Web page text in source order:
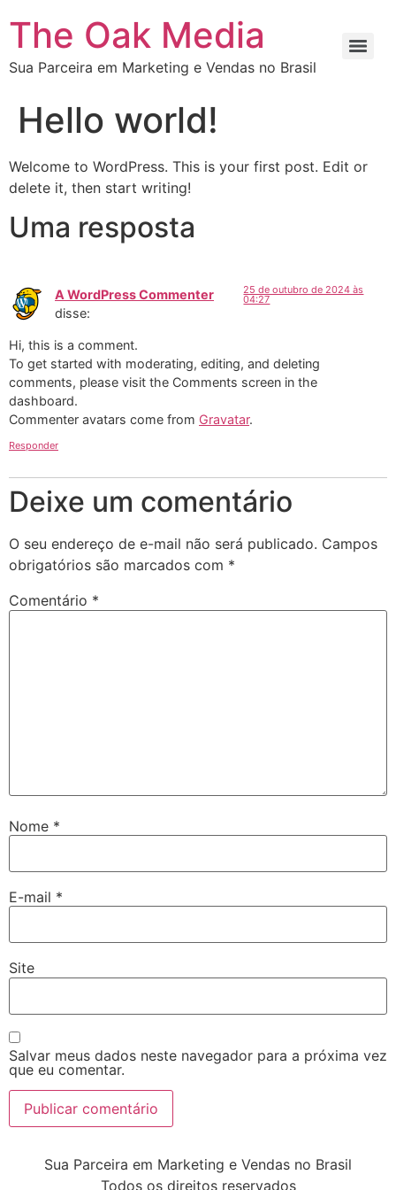
The Oak Media
Sua Parceira em Marketing e Vendas no Brasil
Hello world!
Welcome to WordPress. This is your first post. Edit or
delete it, then start writing!
Uma resposta
A WordPress Commenter
disse:
25 de outubro de 2024 às
04:27
Hi, this is a comment.
To get started with moderating, editing, and deleting
comments, please visit the Comments screen in the
dashboard.
Commenter avatars come from Gravatar.
Responder
Deixe um comentário
O seu endereço de e-mail não será publicado. Campos
obrigatórios são marcados com *
Comentário *
Nome *
E-mail *
Site
Salvar meus dados neste navegador para a próxima vez
que eu comentar.
Sua Parceira em Marketing e Vendas no Brasil
Todos os direitos reservados